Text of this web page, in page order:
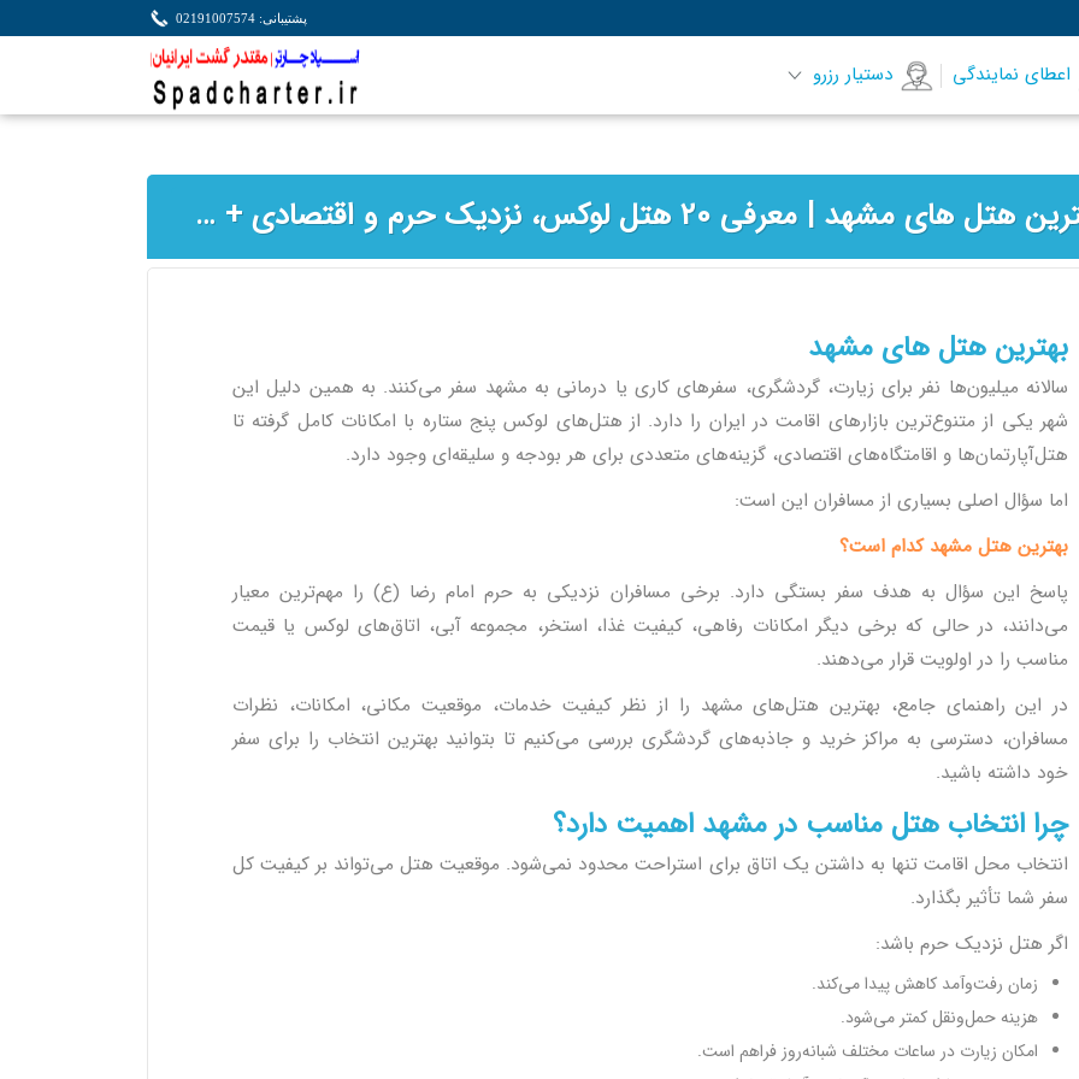
اعطای نمایندگی دستیار رزرو
پشتیبانی: 02191007574
بهترین هتل های مشهد | معرفی 20 هتل لوکس، نزدیک حرم و اقتصادی + راهنمای کامل رزرو
بهترین هتل های مشهد
سالانه میلیون‌ها نفر برای زیارت، گردشگری، سفرهای کاری یا درمانی به مشهد سفر می‌کنند. به همین دلیل این
شهر یکی از متنوع‌ترین بازارهای اقامت در ایران را دارد. از هتل‌های لوکس پنج ستاره با امکانات کامل گرفته تا
هتل‌آپارتمان‌ها و اقامتگاه‌های اقتصادی، گزینه‌های متعددی برای هر بودجه و سلیقه‌ای وجود دارد.
اما سؤال اصلی بسیاری از مسافران این است:
بهترین هتل مشهد کدام است؟
پاسخ این سؤال به هدف سفر بستگی دارد. برخی مسافران نزدیکی به حرم امام رضا (ع) را مهم‌ترین معیار
می‌دانند، در حالی که برخی دیگر امکانات رفاهی، کیفیت غذا، استخر، مجموعه آبی، اتاق‌های لوکس یا قیمت
مناسب را در اولویت قرار می‌دهند.
در این راهنمای جامع، بهترین هتل‌های مشهد را از نظر کیفیت خدمات، موقعیت مکانی، امکانات، نظرات
مسافران، دسترسی به مراکز خرید و جاذبه‌های گردشگری بررسی می‌کنیم تا بتوانید بهترین انتخاب را برای سفر
خود داشته باشید.
چرا انتخاب هتل مناسب در مشهد اهمیت دارد؟
انتخاب محل اقامت تنها به داشتن یک اتاق برای استراحت محدود نمی‌شود. موقعیت هتل می‌تواند بر کیفیت کل
سفر شما تأثیر بگذارد.
اگر هتل نزدیک حرم باشد:
زمان رفت‌وآمد کاهش پیدا می‌کند.
هزینه حمل‌ونقل کمتر می‌شود.
امکان زیارت در ساعات مختلف شبانه‌روز فراهم است.